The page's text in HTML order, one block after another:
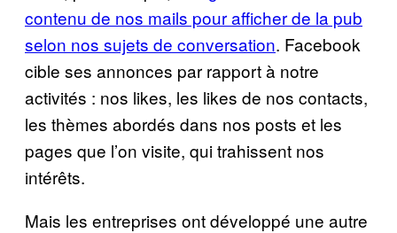
contenu de nos mails pour afficher de la pub
selon nos sujets de conversation. Facebook
cible ses annonces par rapport à notre
activités : nos likes, les likes de nos contacts,
les thèmes abordés dans nos posts et les
pages que l’on visite, qui trahissent nos
intérêts.
Mais les entreprises ont développé une autre